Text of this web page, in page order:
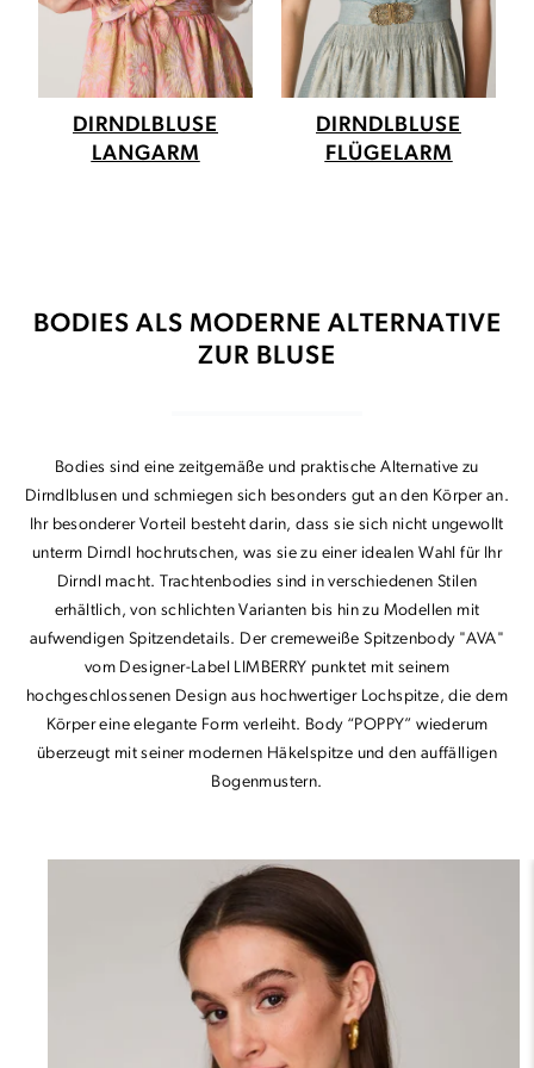
DIRNDLBLUSE
LANGARM
DIRNDLBLUSE
FLÜGELARM
BODIES ALS MODERNE ALTERNATIVE
ZUR BLUSE
Bodies sind eine zeitgemäße und praktische Alternative zu
Dirndlblusen und schmiegen sich besonders gut an den Körper an.
Ihr besonderer Vorteil besteht darin, dass sie sich nicht ungewollt
unterm Dirndl hochrutschen, was sie zu einer idealen Wahl für Ihr
Dirndl macht. Trachtenbodies sind in verschiedenen Stilen
erhältlich, von schlichten Varianten bis hin zu Modellen mit
aufwendigen Spitzendetails. Der cremeweiße Spitzenbody "AVA"
vom Designer-Label LIMBERRY punktet mit seinem
hochgeschlossenen Design aus hochwertiger Lochspitze, die dem
Körper eine elegante Form verleiht. Body “POPPY” wiederum
überzeugt mit seiner modernen Häkelspitze und den auffälligen
Bogenmustern.